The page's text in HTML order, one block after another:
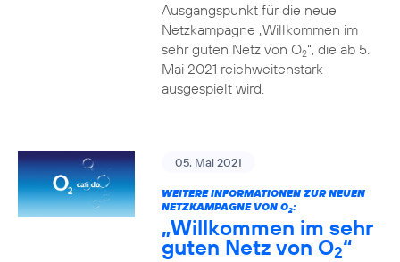
Ausgangspunkt für die neue
Netzkampagne „Willkommen im
sehr guten Netz von O2“, die ab 5.
Mai 2021 reichweitenstark
ausgespielt wird.
05. Mai 2021
WEITERE INFORMATIONEN ZUR NEUEN
NETZKAMPAGNE VON O2:
„Willkommen im sehr
guten Netz von O2“